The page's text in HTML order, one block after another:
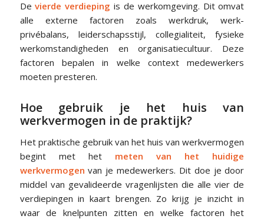
Devierde verdieping is de werkomgeving. Dit omvat
alle externe factoren zoals werkdruk, werk-
privébalans, leiderschapsstijl, collegialiteit, fysieke
werkomstandigheden en organisatiecultuur. Deze
factoren bepalen in welke context medewerkers
moeten presteren.
Hoe gebruik je het huis van
werkvermogen in de praktijk?
Het praktische gebruik van het huis van werkvermogen
begint met het meten van het huidige
werkvermogen van je medewerkers. Dit doe je door
middel van gevalideerde vragenlijsten die alle vier de
verdiepingen in kaart brengen. Zo krijg je inzicht in
waar de knelpunten zitten en welke factoren het